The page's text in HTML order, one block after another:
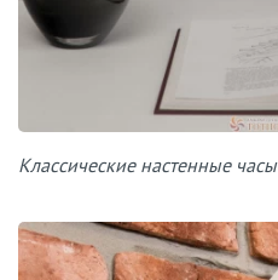
Классические настенные часы